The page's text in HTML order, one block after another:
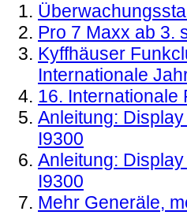
Pro 7 Maxx ab 3.
Kyffhäuser
Internationale
16. Internationale
Anleitung:
I9300
Anleitung:
I9300
Mehr Generäle,